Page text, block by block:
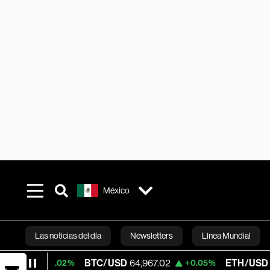
México
Las noticias del día Newsletters Línea Mundial
Bloomberg
BTC/USD 64,967.02 +0.05% ETH/USD 1,915.675